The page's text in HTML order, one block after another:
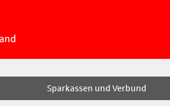
Sparkassen und Verbund